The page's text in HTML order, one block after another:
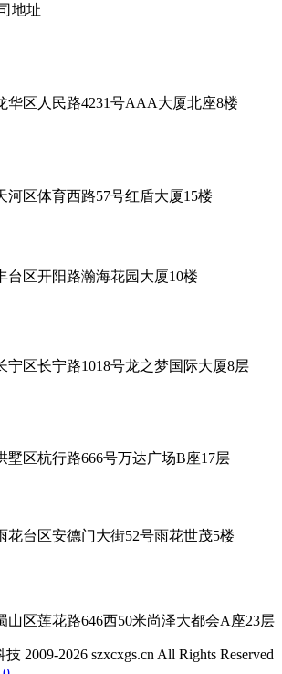
地址
华区人民路4231号AAA大厦北座8楼
河区体育西路57号红盾大厦15楼
台区开阳路瀚海花园大厦10楼
宁区长宁路1018号龙之梦国际大厦8层
墅区杭行路666号万达广场B座17层
花台区安德门大街52号雨花世茂5楼
山区莲花路646西50米尚泽大都会A座23层
2009-2026 szxcxgs.cn All Rights Reserved